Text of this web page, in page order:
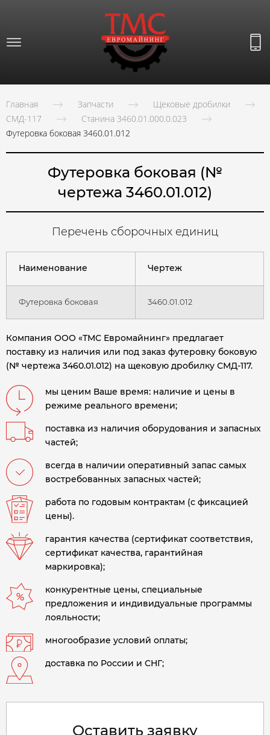
Главная Запчасти
Щековые дробилки
СМД-117
Станина 3460.01.000.0.023
Футеровка боковая 3460.01.012
Футеровка боковая (№
чертежа 3460.01.012)
Перечень сборочных единиц
Наименование Чертеж
Футеровка боковая 3460.01.012
Компания ООО «ТМС Евромайнинг» предлагает
поставку из наличия или под заказ футеровку боковую
(№ чертежа 3460.01.012) на щековую дробилку СМД-117.
мы ценим Ваше время: наличие и цены в
режиме реального времени;
поставка из наличия оборудования и запасных
частей;
всегда в наличии оперативный запас самых
востребованных запасных частей;
работа по годовым контрактам (с фиксацией
цены).
гарантия качества (сертификат соответствия,
сертификат качества, гарантийная
маркировка);
конкурентные цены, специальные
предложения и индивидуальные программы
лояльности;
многообразие условий оплаты;
доставка по России и СНГ;
Оставить заявку